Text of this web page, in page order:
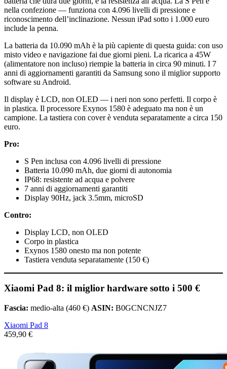
nella confezione — funziona con 4.096 livelli di pressione e
riconoscimento dell’inclinazione. Nessun iPad sotto i 1.000 euro
include la penna.
La batteria da 10.090 mAh è la più capiente di questa guida: con uso
misto video e navigazione fai due giorni pieni. La ricarica a 45W
(alimentatore non incluso) riempie la batteria in circa 90 minuti. I 7
anni di aggiornamenti garantiti da Samsung sono il miglior supporto
software su Android.
Il display è LCD, non OLED — i neri non sono perfetti. Il corpo è
in plastica. Il processore Exynos 1580 è adeguato ma non è un
campione. La tastiera con cover è venduta separatamente a circa 150
euro.
Pro:
S Pen inclusa con 4.096 livelli di pressione
Batteria 10.090 mAh, due giorni di autonomia
IP68: resistente ad acqua e polvere
7 anni di aggiornamenti garantiti
Display 90Hz, jack 3.5mm, microSD
Contro:
Display LCD, non OLED
Corpo in plastica
Exynos 1580 onesto ma non potente
Tastiera venduta separatamente (150 €)
Xiaomi Pad 8: il miglior hardware sotto i 500 €
Fascia: medio-alta (460 €) ASIN: B0GCNCNJZ7
Xiaomi Pad 8
459,90 €